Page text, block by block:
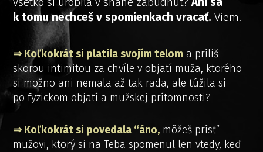
k tomu nechceš v spomienkach vracať. Viem.
⇒ Koľkokrát si platila svojím telom a príliš
skorou intimitou za chvíle v objatí muža, ktorého
si možno ani nemala až tak rada, ale túžila si
po fyzickom objatí a mužskej prítomnosti?
⇒ Koľkokrát si povedala “áno, môžeš prísť”
mužovi, ktorý si na Teba spomenul len vtedy, keď